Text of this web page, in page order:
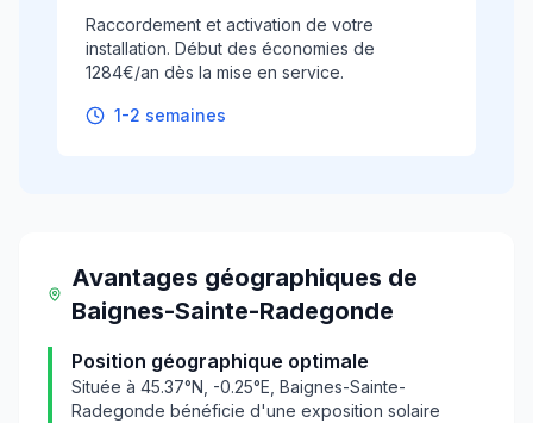
Raccordement et activation de votre
installation. Début des économies de
1284€/an dès la mise en service.
1-2 semaines
Avantages géographiques de
Baignes-Sainte-Radegonde
Position géographique optimale
Située à 45.37°N, -0.25°E, Baignes-Sainte-
Radegonde bénéficie d'une exposition solaire